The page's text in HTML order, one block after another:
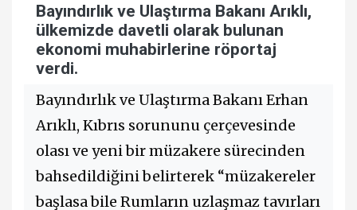
Bayındırlık ve Ulaştırma Bakanı Arıklı,
ülkemizde davetli olarak bulunan
ekonomi muhabirlerine röportaj
verdi.
Bayındırlık ve Ulaştırma Bakanı Erhan
Arıklı, Kıbrıs sorununu çerçevesinde
olası ve yeni bir müzakere sürecinden
bahsedildiğini belirterek “müzakereler
başlasa bile Rumların uzlaşmaz tavırları